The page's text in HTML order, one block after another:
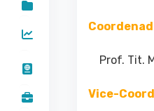
Prof. Tit.
Vice-